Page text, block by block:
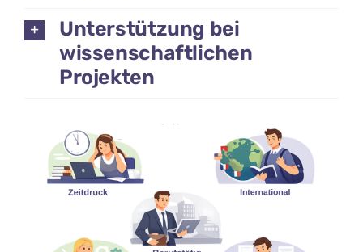
Unterstützung bei
wissenschaftlichen
Projekten